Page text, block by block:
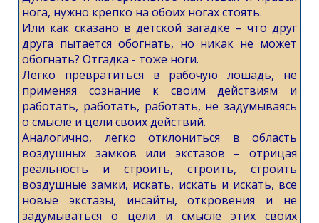
нога, нужно крепко на обоих ногах стоять.
Или как сказано в детской загадке – что друг
друга пытается обогнать, но никак не может
обогнать? Отгадка - тоже ноги.
Легко превратиться в рабочую лошадь, не
применяя сознание к своим действиям и
работать, работать, работать, не задумываясь
о смысле и цели своих действий.
Аналогично, легко отклониться в область
воздушных замков или экстазов – отрицая
реальность и строить, строить, строить
воздушные замки, искать, искать и искать, все
новые экстазы, инсайты, откровения и не
задумываться о цели и смысле этих своих